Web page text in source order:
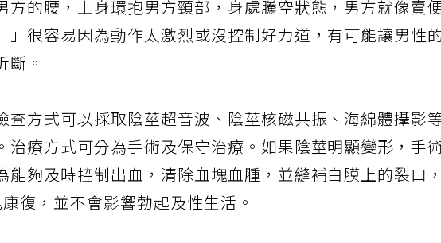
方的腰，上身環抱男方頸部，身處騰空狀態，男方就像賣
」很容易因為動作太激烈或沒控制好力道，有可能讓男性
斷。
查方式可以採取陰莖超音波、陰莖核磁共振、海綿體攝影
治療方式可分為手術及保守治療。如果陰莖明顯變形，手術
能夠及時控制出血，清除血塊血腫，並縫補白膜上的裂口，
康復，並不會影響勃起及性生活。